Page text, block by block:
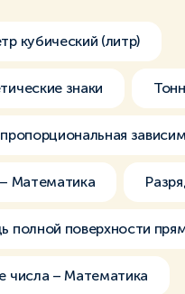
кубический (литр)
знаки
Математика
полной поверхности
числа – Математика